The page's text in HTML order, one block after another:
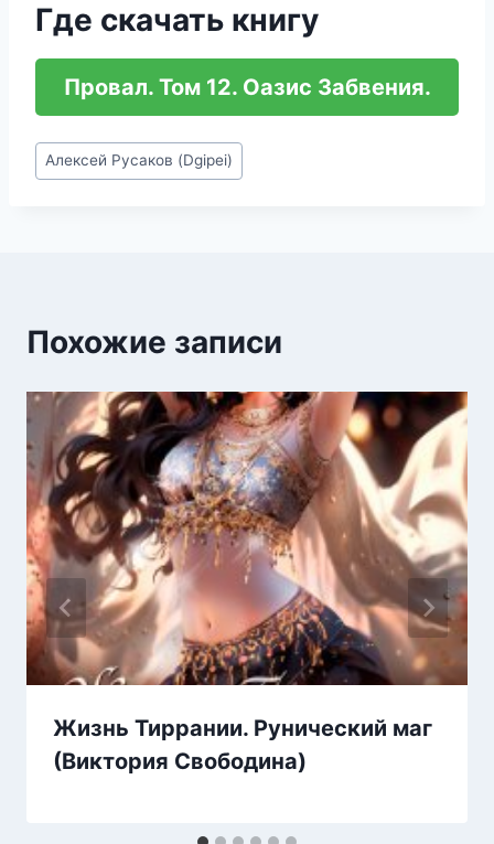
Где скачать книгу
Провал. Том 12. Оазис Забвения.
Метки
записи:
Алексей Русаков (Dgipei)
Похожие записи
Жизнь Тиррании. Рунический маг
(Виктория Свободина)